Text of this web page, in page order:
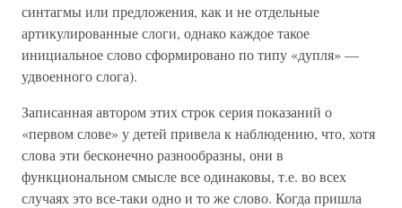
синтагмы или предложения, как и не отдельные
артикулированные слоги, однако каждое такое
инициальное слово сформировано по типу «дупля» —
удвоенного слога).
Записанная автором этих строк серия показаний о
«первом слове» у детей привела к наблюдению, что, хотя
слова эти бесконечно разнообразны, они в
функциональном смысле все одинаковы, т.е. во всех
случаях это все-таки одно и то же слово. Когда пришла